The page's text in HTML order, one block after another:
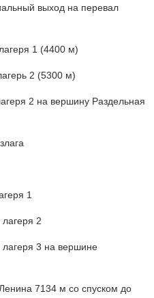
выход на перевал
1 (4400 м)
2 (5300 м)
2 на вершину Раздельная
1
2
лагеря 3 на вершине
7134 м со спуском до